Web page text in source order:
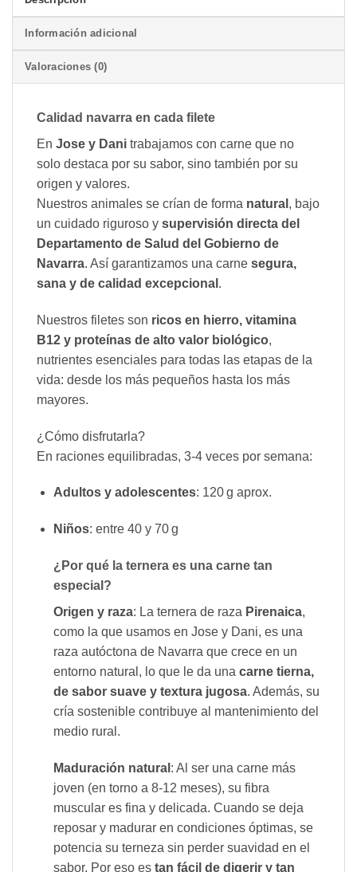
Información adicional
Valoraciones (0)
Calidad navarra en cada filete
En Jose y Dani trabajamos con carne que no
solo destaca por su sabor, sino también por su
origen y valores.
Nuestros animales se crían de forma natural , bajo
un cuidado riguroso y supervisión directa del
Departamento de Salud del Gobierno de
Navarra. Así garantizamos una carne segura,
sana y de calidad excepcional .
Nuestros filetes son ricos en hierro, vitamina
B12 y proteínas de alto valor biológico,
nutrientes esenciales para todas las etapas de la
vida: desde los más pequeños hasta los más
mayores.
¿Cómo disfrutarla?
En raciones equilibradas, 3-4 veces por semana:
Adultos y adolescentes: 120 g aprox.
Niños: entre 40 y 70 g
¿Por qué la ternera es una carne tan
especial?
Origen y raza: La ternera de raza Pirenaica,
como la que usamos en Jose y Dani, es una
raza autóctona de Navarra que crece en un
entorno natural, lo que le da una carne tierna,
de sabor suave y textura jugosa. Además, su
cría sostenible contribuye al mantenimiento del
medio rural.
Maduración natural : Al ser una carne más
joven (en torno a 8-12 meses), su fibra
muscular es fina y delicada. Cuando se deja
reposar y madurar en condiciones óptimas, se
potencia su terneza sin perder suavidad en el
sabor. Por eso es tan fácil de digerir y tan